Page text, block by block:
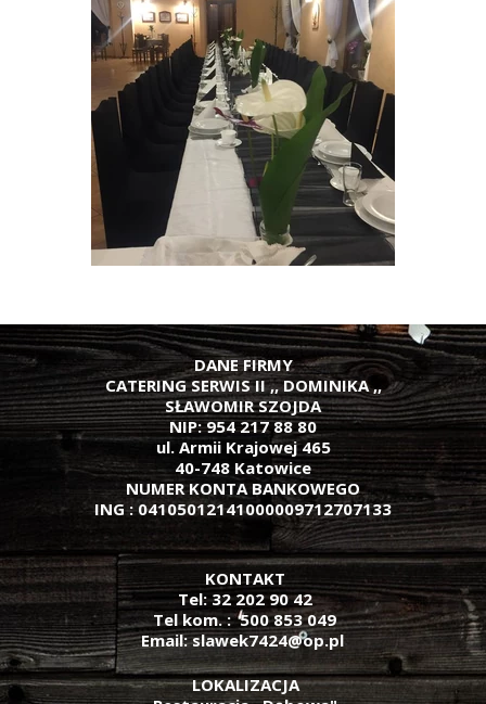
DANE FIRMY
CATERING SERWIS II ,, DOMINIKA ,,
SŁAWOMIR SZOJDA
NIP: 954 217 88 80
ul. Armii Krajowej 465
40-748 Katowice
NUMER KONTA BANKOWEGO
ING : 04105012141000009712707133
LOKALIZACJA
KONTAKT
Tel: 32 202 90 42
Tel kom. : 500 853 049
Email: slawek7424@op.pl.